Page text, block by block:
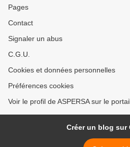
Pages
Contact
Signaler un abus
C.G.U.
Cookies et données personnelles
Préférences cookies
Voir le profil de ASPERSA sur le
Créer un blog sur